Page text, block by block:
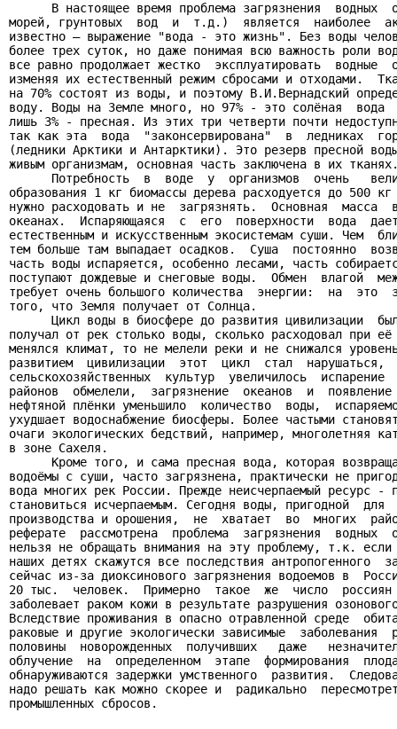
В настоящее время проблема загрязнения  водных
морей, грунтовых  вод  и  т.д.)  является  наиболее
известно – выражение "вода - это жизнь". Без воды
более трех суток, но даже понимая всю важность роли
все равно продолжает жестко  эксплуатировать  водные
изменяя их естественный режим сбросами и отходами.
на 70% состоят из воды, и поэтому В.И.Вернадский
воду. Воды на Земле много, но 97% - это солёная
лишь 3% - пресная. Из этих три четверти почти
так как эта  вода  "законсервирована"  в  ледниках
(ледники Арктики и Антарктики). Это резерв пресной
живым организмам, основная часть заключена в их
Потребность  в  воде  у  организмов  очень
образования 1 кг биомассы дерева расходуется до 500
нужно расходовать и не  загрязнять.  Основная  масса
океанах.  Испаряющаяся  с  его  поверхности  вода
естественным и искусственным экосистемам суши. Чем
тем больше там выпадает осадков.  Суша  постоянно
часть воды испаряется, особенно лесами, часть
поступают дождевые и снеговые воды.  Обмен  влагой
требует очень большого количества  энергии:  на  это
того, что Земля получает от Солнца.
Цикл воды в биосфере до развития цивилизации
получал от рек столько воды, сколько расходовал при
менялся климат, то не мелели реки и не снижался
развитием  цивилизации  этот  цикл  стал  нарушаться,
сельскохозяйственных  культур  увеличилось
районов  обмелели,  загрязнение  океанов  и
нефтяной плёнки уменьшило  количество  воды,
ухудшает водоснабжение биосферы. Более частыми
очаги экологических бедствий, например, многолетняя
в зоне Сахеля.
Кроме того, и сама пресная вода, которая
водоёмы с суши, часто загрязнена, практически не
вода многих рек России. Прежде неисчерпаемый ресурс -
становиться исчерпаемым. Сегодня воды, пригодной  для
производства и орошения,  не  хватает  во  многих
реферате  рассмотрена  проблема  загрязнения  водных
нельзя не обращать внимания на эту проблему, т.к.
наших детях скажутся все последствия антропогенного
сейчас из-за диоксинового загрязнения водоемов в
20 тыс.  человек.  Примерно  такое  же  число  россиян
заболевает раком кожи в результате разрушения
Вследствие проживания в опасно отравленной среде
раковые и другие экологически зависимые  заболевания
половины  новорожденных  получивших   даже
облучение  на  определенном  этапе  формирования
обнаруживаются задержки умственного  развития.
надо решать как можно скорее и  радикально
промышленных сбросов.